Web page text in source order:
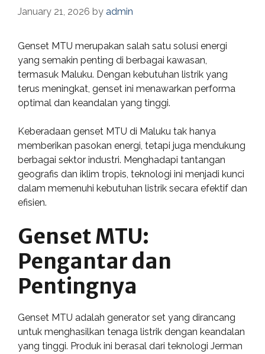
January 21, 2026 by admin
Genset MTU merupakan salah satu solusi energi
yang semakin penting di berbagai kawasan,
termasuk Maluku. Dengan kebutuhan listrik yang
terus meningkat, genset ini menawarkan performa
optimal dan keandalan yang tinggi.
Keberadaan genset MTU di Maluku tak hanya
memberikan pasokan energi, tetapi juga mendukung
berbagai sektor industri. Menghadapi tantangan
geografis dan iklim tropis, teknologi ini menjadi kunci
dalam memenuhi kebutuhan listrik secara efektif dan
efisien.
Genset MTU:
Pengantar dan
Pentingnya
Genset MTU adalah generator set yang dirancang
untuk menghasilkan tenaga listrik dengan keandalan
yang tinggi. Produk ini berasal dari teknologi Jerman